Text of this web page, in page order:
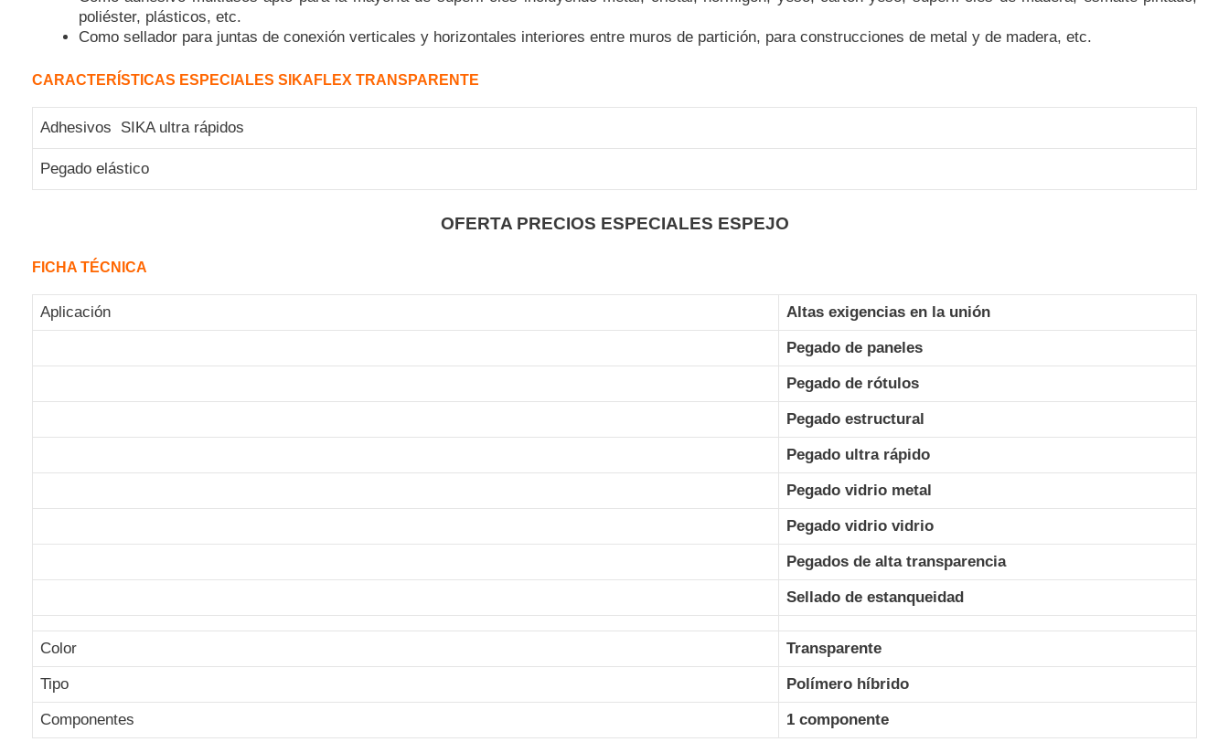
poliéster, plásticos, etc.
Como sellador para juntas de conexión verticales y horizontales interiores entre muros de partición, para construcciones de metal y de madera, etc.
CARACTERÍSTICAS ESPECIALES SIKAFLEX TRANSPARENTE
Adhesivos SIKA ultra rápidos
Pegado elástico
OFERTA PRECIOS ESPECIALES ESPEJO
FICHA TÉCNICA
Aplicación Altas exigencias en la unión
Pegado de paneles
Pegado de rótulos
Pegado estructural
Pegado ultra rápido
Pegado vidrio metal
Pegado vidrio vidrio
Pegados de alta transparencia
Sellado de estanqueidad
Color Transparente
Tipo Polímero híbrido
Componentes 1 componente